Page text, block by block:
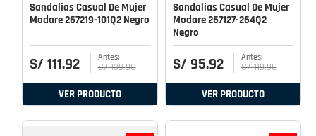
Sandalias Casual De Mujer
Modare 267219-101Q2 Negro
S/ 111.92 S/ 139.90
VER PRODUCTO
Sandalias Casual De Mujer
Modare 267127-264Q2
Negro
S/ 95.92 S/ 119.90
VER PRODUCTO